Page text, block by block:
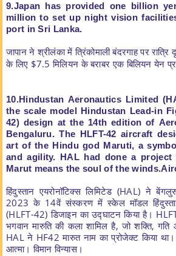
9.Japan has provided one billion
million to set up nightvision
port in Sri Lanka.
जापान ने श्रीलंका में त्रिंकोमाली बंदरगाह पर रात्रि
के लिए $7.5 मिलियन के बराबर एक बिलियन येन
10.Hindustan Aeronautics Limited
the scale model Hindustan Lead-in
42) design at the 14th edition of
Bengaluru. The HLFT-42 aircraft
art of the Hindu god Maruti, a
and agility. HAL had done a project
Marut means the soul of the winds.
हिंदुस्तान एयरोनॉटिक्स लिमिटेड (HAL) ने
2023 के 14वें संस्करण में स्केल मॉडल
(HLFT-42) डिजाइन का उद्घाटन किया है।
भगवान मारुति की कला शामिल है, जो शक्ति,
HAL ने HF42 मारुत नाम का प्रोजेक्ट किया
आत्मा। विमान विन्यास।